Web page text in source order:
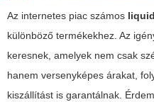
Az internetes piac számos
különböző termékekhez. Az
keresnek, amelyek nem csak
hanem versenyképes árakat,
kiszállítást is garantálnak.